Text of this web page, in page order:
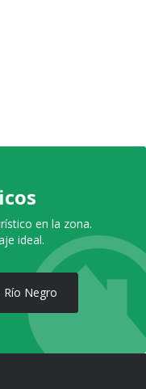
en la zona.
ideal.
Río Negro